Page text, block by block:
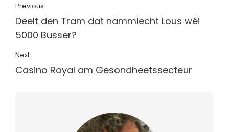
Previous
Deelt den Tram dat nämmlecht Lous wéi
5000 Busser?
Next
Casino Royal am Gesondheetssecteur